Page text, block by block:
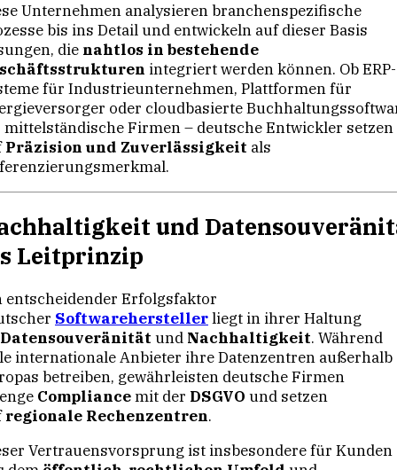
Unternehmen analysieren branchenspezifische
bis ins Detail und entwickeln auf dieser Basis
die nahtlos in bestehende
integriert werden können. Ob ERP-
für Industrieunternehmen, Plattformen für
oder cloudbasierte
Firmen – deutsche Entwickler setzen
Präzision und Zuverlässigkeit als
und
Leitprinzip
entscheidender Erfolgsfaktor
Softwareherstellerliegt in ihrer Haltung
Datensouveränität und Nachhaltigkeit. Während
internationale Anbieter ihre Datenzentren außerhalb
betreiben, gewährleisten deutsche Firmen
Compliancemit der DSGVO und setzen
regionale Rechenzentren.
Vertrauensvorsprung ist insbesondere für Kunden